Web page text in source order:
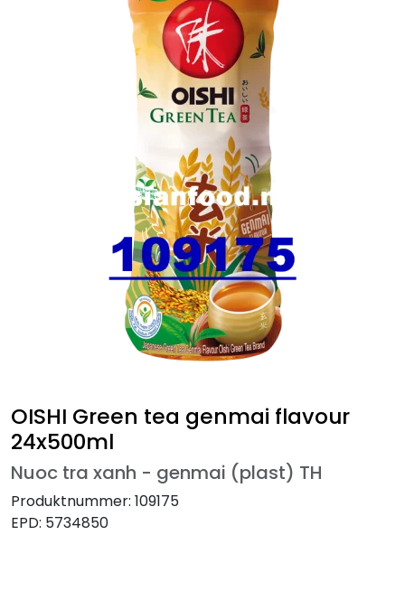
OISHI Green tea genmai flavour
24x500ml
Nuoc tra xanh - genmai (plast) TH
Produktnummer: 109175
EPD: 5734850